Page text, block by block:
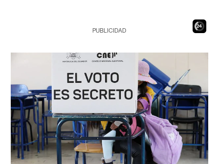
22
PUBLICIDAD